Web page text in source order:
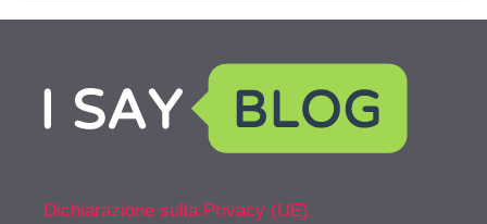
Dichiarazione sulla Privacy (UE)